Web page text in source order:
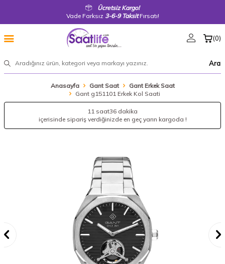
Ücretsiz Kargo!
Vade Farksız 3-6-9 TaksitFırsatı!
Ara
(0)
Anasayfa Gant Saat
Gant Erkek Saat
Gant g151101 Erkek Kol Saati
11 saat36 dakika
içerisinde sipariş verdiğinizde en geç yarın kargoda !